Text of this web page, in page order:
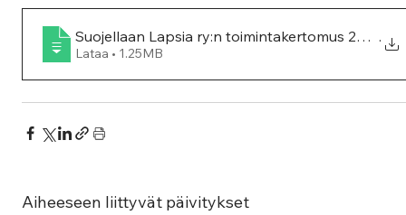
Suojellaan Lapsia ry:n toimintakertomus 2021.
Lataa • 1.25MB
Aiheeseen liittyvät päivitykset